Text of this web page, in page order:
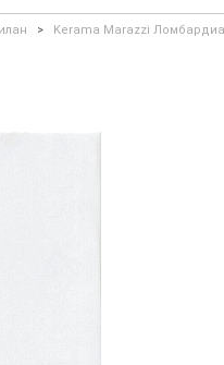
> Kerama Marazzi Ломбардиа